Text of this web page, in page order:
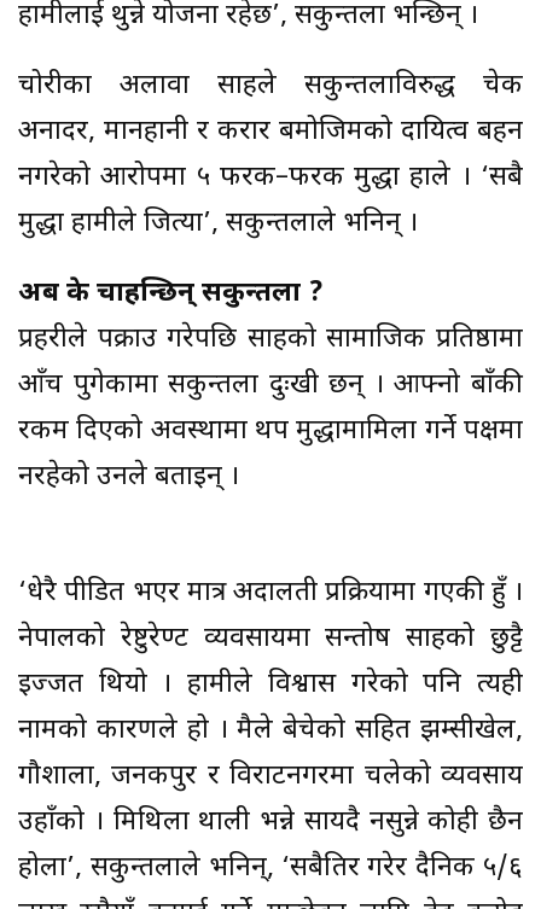
हामीलाई थुन्ने योजना रहेछ’, सकुन्तला भन्छिन् ।
चोरीका अलावा साहले सकुन्तलाविरुद्ध चेक
अनादर, मानहानी र करार बमोजिमको दायित्व बहन
नगरेको आरोपमा ५ फरक–फरक मुद्धा हाले । ‘सबै
मुद्धा हामीले जित्यौं’, सकुन्तलाले भनिन् ।
अब के चाहन्छिन् सकुन्तला ?
प्रहरीले पक्राउ गरेपछि साहको सामाजिक प्रतिष्ठामा
आँच पुगेकामा सकुन्तला दुःखी छन् । आफ्नो बाँकी
रकम दिएको अवस्थामा थप मुद्धामामिला गर्ने पक्षमा
नरहेको उनले बताइन् ।
‘धेरै पीडित भएर मात्र अदालती प्रक्रियामा गएकी हुँ ।
नेपालको रेष्टुरेण्ट व्यवसायमा सन्तोष साहको छुट्टै
इज्जत थियो । हामीले विश्वास गरेको पनि त्यही
नामको कारणले हो । मैले बेचेको सहित झम्सीखेल,
गौशाला, जनकपुर र विराटनगरमा चलेको व्यवसाय
उहाँको । मिथिला थाली भन्ने सायदै नसुन्ने कोही छैन
होला’, सकुन्तलाले भनिन्, ‘सबैतिर गरेर दैनिक ५/६